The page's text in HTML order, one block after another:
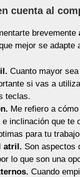
cuenta al
brevemente
mejor se adapte
Cuanto mayor
si vas a
teclas.
Me refiero a
inclinación que te
para tu
atril. Son aspectos
lo que son una
Cuando